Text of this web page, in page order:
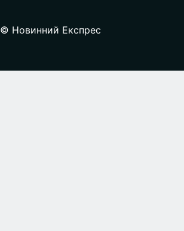
© Новинний Експрес